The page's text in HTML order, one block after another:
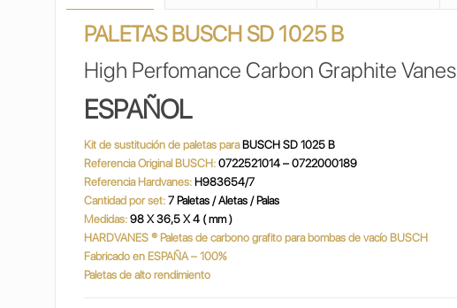
PALETAS BUSCH SD 1025 B
High Perfomance Carbon Graphite Vanes
ESPAÑOL
Kit de sustitución de paletas para BUSCH SD 1025 B
Referencia Original BUSCH:0722521014 – 0722000189
Referencia Hardvanes:H983654/7
Cantidad por set: 7 Paletas / Aletas / Palas
Medidas:98 X 36,5 X 4 ( mm )
HARDVANES ® Paletas de carbono grafito para bombas de vacío BUSCH
Fabricado en ESPAÑA – 100%
Paletas de alto rendimiento